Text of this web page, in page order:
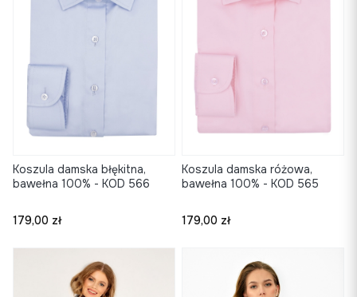
Koszula damska błękitna,
bawełna 100% - KOD 566
Cena
179,00 zł
Koszula damska różowa,
bawełna 100% - KOD 565
Cena
179,00 zł